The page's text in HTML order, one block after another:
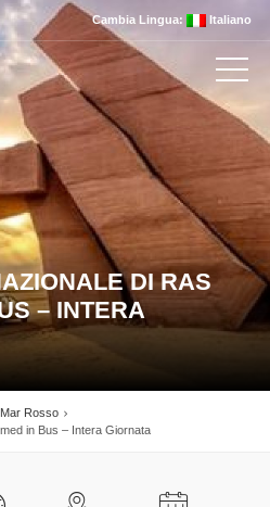
Cambia Lingua: Italiano
DI RAS
– INTERA
Rosso
in Bus – Intera Giornata